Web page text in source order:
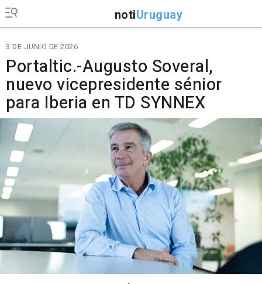
notiUruguay
3 DE JUNIO DE 2026
Portaltic.-Augusto Soveral,
nuevo vicepresidente sénior
para Iberia en TD SYNNEX